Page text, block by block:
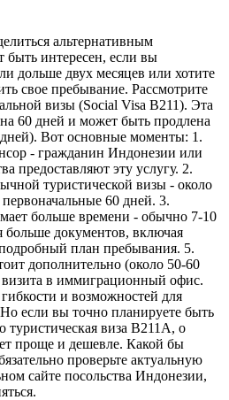
альтернативным
интересен, если вы
дольше двух месяцев или хотите
свое пребывание. Рассмотрите
визы (Social Visa B211). Эта
60 дней и может быть продлена
дней). Вот основные моменты: 1.
- гражданин Индонезии или
предоставляют эту услугу. 2.
туристической визы - около
60 дней. 3.
больше времени - обычно 7-10
больше документов, включая
план пребывания. 5.
дополнительно (около 50-60
в иммиграционный офис.
и возможностей для
если вы точно планируете быть
туристическая виза B211A, о
проще и дешевле. Какой бы
проверьте актуальную
сайте посольства Индонезии,